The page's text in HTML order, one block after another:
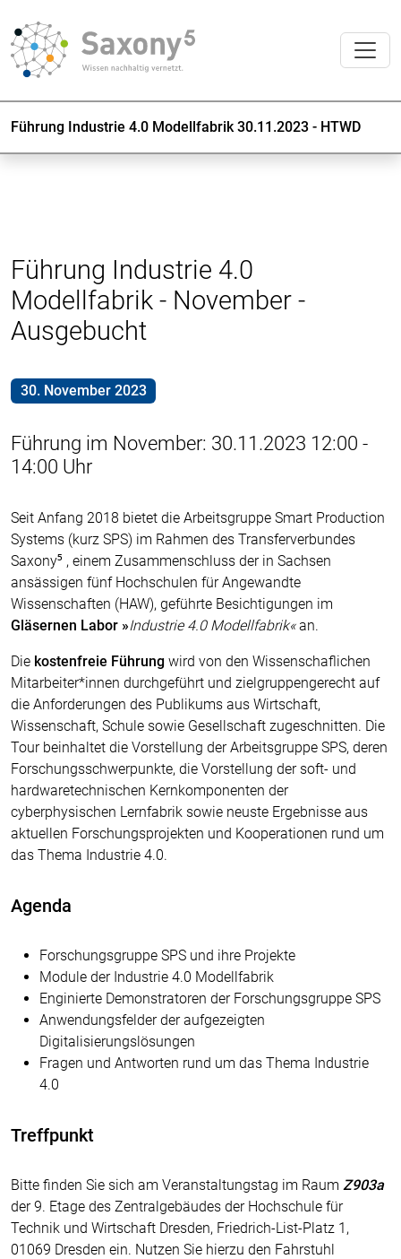
Führung Industrie 4.0 Modellfabrik 30.11.2023 - HTWD
Führung Industrie 4.0
Modellfabrik - November -
Ausgebucht
30. November 2023
Führung im November: 30.11.2023 12:00 -
14:00 Uhr
Seit Anfang 2018 bietet die Arbeitsgruppe Smart Production
Systems (kurz SPS) im Rahmen des Transferverbundes
Saxony⁵ , einem Zusammenschluss der in Sachsen
ansässigen fünf Hochschulen für Angewandte
Wissenschaften (HAW), geführte Besichtigungen im
Gläsernen Labor »Industrie 4.0 Modellfabrik«an.
Die kostenfreie Führung wird von den Wissenschaflichen
Mitarbeiter*innen durchgeführt und zielgruppengerecht auf
die Anforderungen des Publikums aus Wirtschaft,
Wissenschaft, Schule sowie Gesellschaft zugeschnitten. Die
Tour beinhaltet die Vorstellung der Arbeitsgruppe SPS, deren
Forschungsschwerpunkte, die Vorstellung der soft- und
hardwaretechnischen Kernkomponenten der
cyberphysischen Lernfabrik sowie neuste Ergebnisse aus
aktuellen Forschungsprojekten und Kooperationen rund um
das Thema Industrie 4.0.
Agenda
Forschungsgruppe SPS und ihre Projekte
Module der Industrie 4.0 Modellfabrik
Enginierte Demonstratoren der Forschungsgruppe SPS
Anwendungsfelder der aufgezeigten
Digitalisierungslösungen
Fragen und Antworten rund um das Thema Industrie
4.0
Treffpunkt
Bitte finden Sie sich am Veranstaltungstag im Raum Z903a
der 9. Etage des Zentralgebäudes der Hochschule für
Technik und Wirtschaft Dresden, Friedrich-List-Platz 1,
01069 Dresden ein. Nutzen Sie hierzu den Fahrstuhl